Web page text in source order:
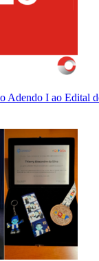
Adendo I ao Edital